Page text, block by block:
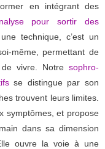
en intégrant des
pour sortir des
technique, c’est un
même, permettant de
vivre. Notre sophro-
se distingue par son
trouvent leurs limites.
symptômes, et propose
dans sa dimension
ouvre la voie à une